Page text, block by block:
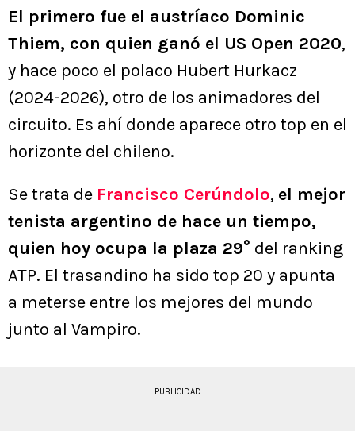
El primero fue el austríaco Dominic
Thiem, con quien ganó el US Open 2020,
y hace poco el polaco Hubert Hurkacz
(2024-2026), otro de los animadores del
circuito. Es ahí donde aparece otro top en el
horizonte del chileno.
Se trata de Francisco Cerúndolo, el mejor
tenista argentino de hace un tiempo,
quien hoy ocupa la plaza 29° del ranking
ATP. El trasandino ha sido top 20 y apunta
a meterse entre los mejores del mundo
junto al Vampiro.
PUBLICIDAD